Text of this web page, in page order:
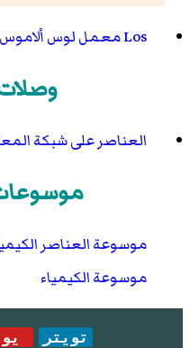
Los معمل لوس ألاموس القومي- الأكتينيوم
العناصر على شبكة
موسوعة العناصر
موسوعة الكيمياء
تويتر